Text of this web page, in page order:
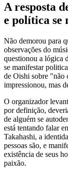
A resposta
e política se
Não demorou para
observações do
questionou a lógica
se manifestar
de Oishi sobre "não
impressionou, mas
O organizador
por definição,
de alguém se
está tentando falar
Takahashi, a
pessoas são, e
existência de seus
paixão.